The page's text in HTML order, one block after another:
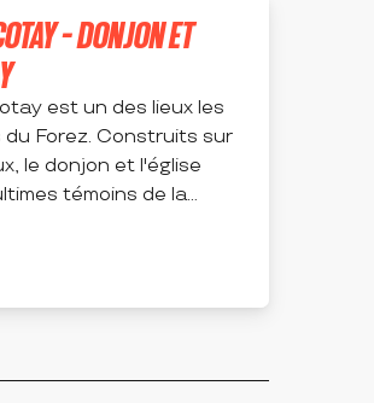
- DONJON ET
est un des lieux les
Forez. Construits sur
le donjon et l'église
témoins de la...